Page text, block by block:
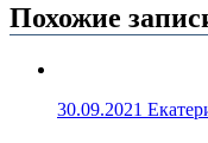
Похожие
30.09.2021